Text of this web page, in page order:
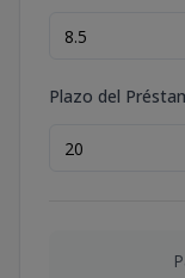
Plazo del